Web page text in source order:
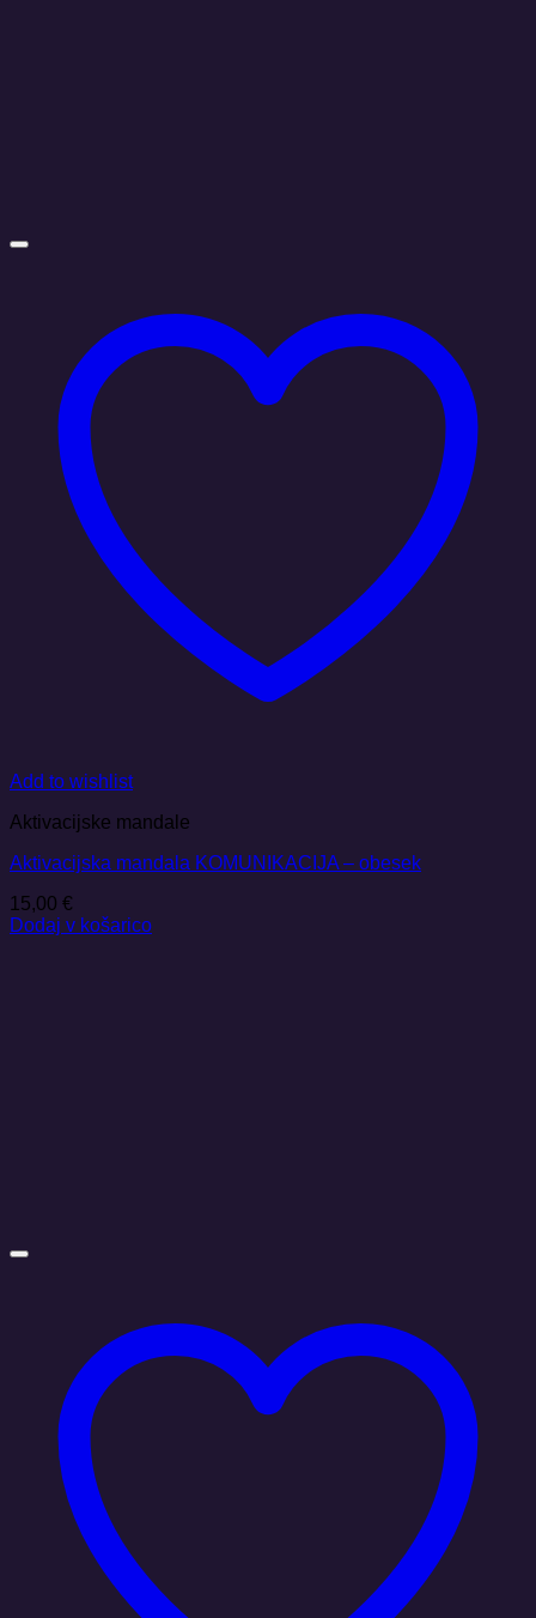
Add to wishlist
Aktivacijske mandale
Aktivacijska mandala KOMUNIKACIJA – obesek
15,00 €
Dodaj v košarico